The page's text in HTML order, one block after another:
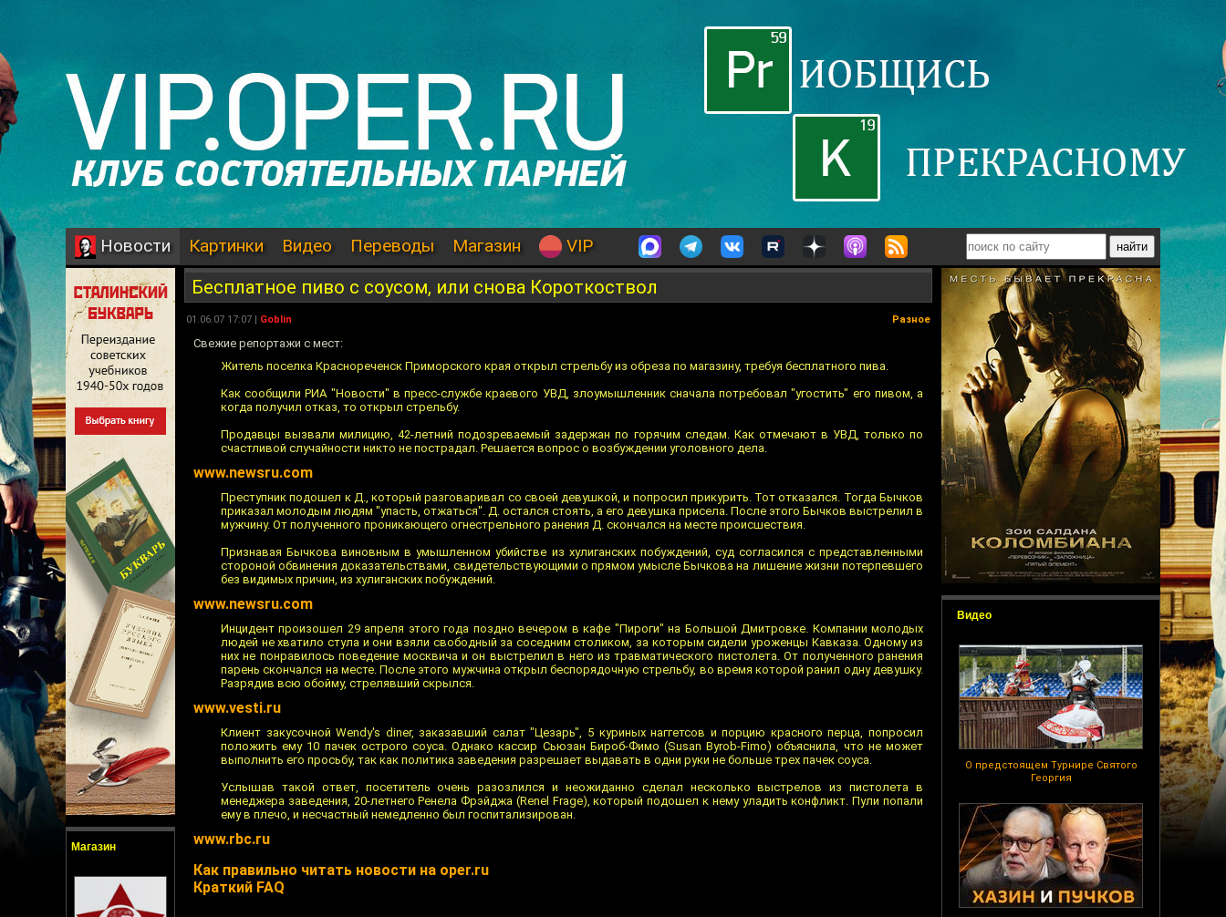
Новости Картинки Видео Переводы Магазин VIP
Магазин
Видео
О предстоящем Турнире Святого
Георгия
Бесплатное пиво с соусом, или снова Короткоствол
01.06.07 17:07 | Goblin Разное
Свежие репортажи с мест:
Житель поселка Краснореченск Приморского края открыл стрельбу из обреза по магазину, требуя бесплатного пива.
Как сообщили РИА "Новости" в пресс-службе краевого УВД, злоумышленник сначала потребовал "угостить" его пивом, а
когда получил отказ, то открыл стрельбу.
Продавцы вызвали милицию, 42-летний подозреваемый задержан по горячим следам. Как отмечают в УВД, только по
счастливой случайности никто не пострадал. Решается вопрос о возбуждении уголовного дела.
www.newsru.com
Преступник подошел к Д., который разговаривал со своей девушкой, и попросил прикурить. Тот отказался. Тогда Бычков
приказал молодым людям "упасть, отжаться". Д. остался стоять, а его девушка присела. После этого Бычков выстрелил в
мужчину. От полученного проникающего огнестрельного ранения Д. скончался на месте происшествия.
Признавая Бычкова виновным в умышленном убийстве из хулиганских побуждений, суд согласился с представленными
стороной обвинения доказательствами, свидетельствующими о прямом умысле Бычкова на лишение жизни потерпевшего
без видимых причин, из хулиганских побуждений.
www.newsru.com
Инцидент произошел 29 апреля этого года поздно вечером в кафе "Пироги" на Большой Дмитровке. Компании молодых
людей не хватило стула и они взяли свободный за соседним столиком, за которым сидели уроженцы Кавказа. Одному из
них не понравилось поведение москвича и он выстрелил в него из травматического пистолета. От полученного ранения
парень скончался на месте. После этого мужчина открыл беспорядочную стрельбу, во время которой ранил одну девушку.
Разрядив всю обойму, стрелявший скрылся.
www.vesti.ru
Клиент закусочной Wendy's diner, заказавший салат "Цезарь", 5 куриных наггетсов и порцию красного перца, попросил
положить ему 10 пачек острого соуса. Однако кассир Сьюзан Бироб-Фимо (Susan Byrob-Fimo) объяснила, что не может
выполнить его просьбу, так как политика заведения разрешает выдавать в одни руки не больше трех пачек соуса.
Услышав такой ответ, посетитель очень разозлился и неожиданно сделал несколько выстрелов из пистолета в
менеджера заведения, 20-летнего Ренела Фрэйджа (Renel Frage), который подошел к нему уладить конфликт. Пули попали
ему в плечо, и несчастный немедленно был госпитализирован.
www.rbc.ru
Как правильно читать новости на oper.ru
Краткий FAQ